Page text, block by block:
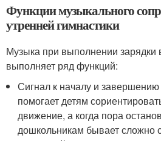
Функции музыкального
утренней гимнастики
Музыка при выполнении зарядки
выполняет ряд функций:
Сигнал к началу и
помогает детям
движение, а когда пора
дошкольникам бывает сложно